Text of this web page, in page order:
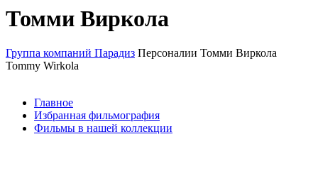
Томми Виркола
Группа компаний Парадиз Персоналии Томми Виркола
Tommy Wirkola
Главное
Избранная фильмография
Фильмы в нашей коллекции